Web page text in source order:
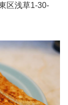
区浅草1-30-